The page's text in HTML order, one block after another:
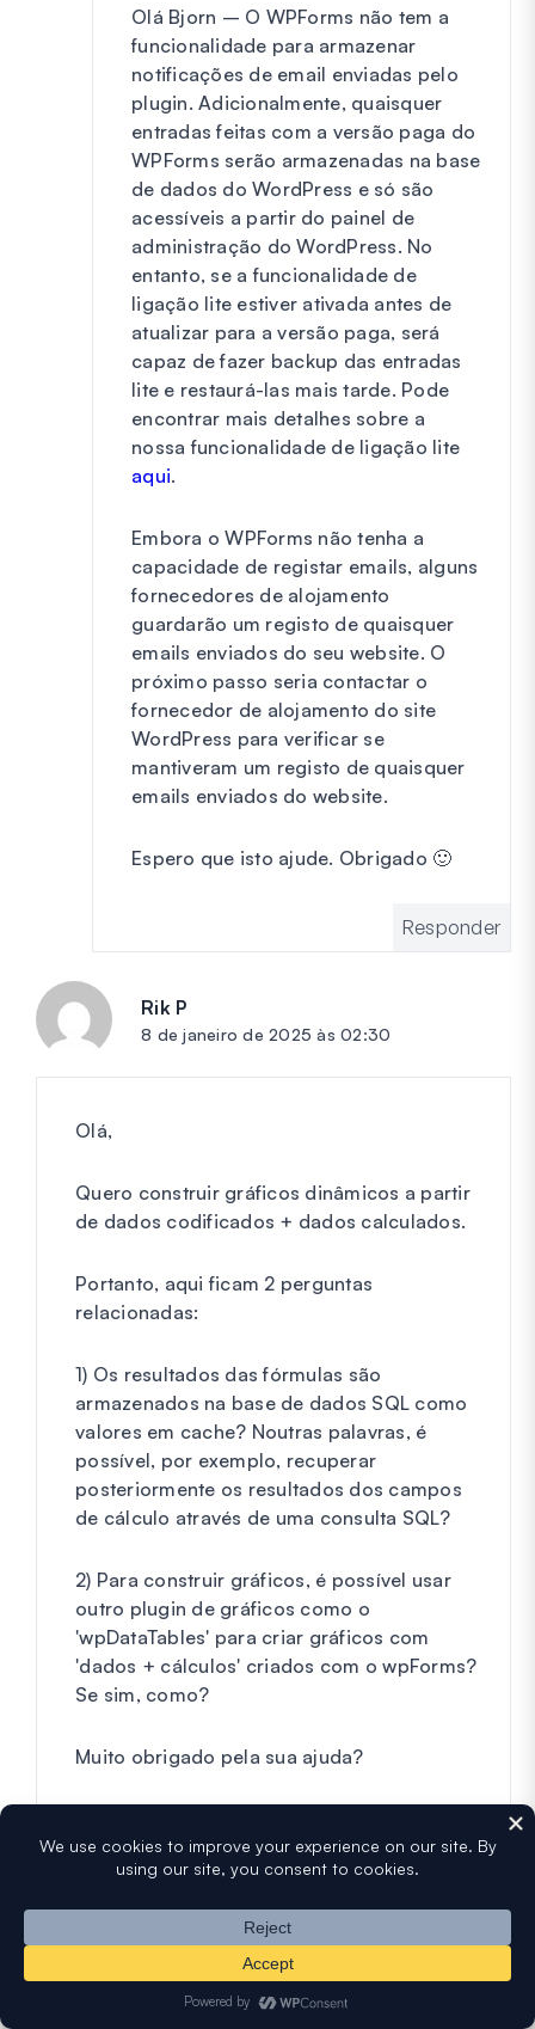
Olá Bjorn – O WPForms não tem a
funcionalidade para armazenar
notificações de email enviadas pelo
plugin. Adicionalmente, quaisquer
entradas feitas com a versão paga do
WPForms serão armazenadas na base
de dados do WordPress e só são
acessíveis a partir do painel de
administração do WordPress. No
entanto, se a funcionalidade de
ligação lite estiver ativada antes de
atualizar para a versão paga, será
capaz de fazer backup das entradas
lite e restaurá-las mais tarde. Pode
encontrar mais detalhes sobre a
nossa funcionalidade de ligação lite
aqui.
Embora o WPForms não tenha a
capacidade de registar emails, alguns
fornecedores de alojamento
guardarão um registo de quaisquer
emails enviados do seu website. O
próximo passo seria contactar o
fornecedor de alojamento do site
WordPress para verificar se
mantiveram um registo de quaisquer
emails enviados do website.
Espero que isto ajude. Obrigado 🙂
Responder
Rik P
8 de janeiro de 2025 às 02:30
Olá,
Quero construir gráficos dinâmicos a partir
de dados codificados + dados calculados.
Portanto, aqui ficam 2 perguntas
relacionadas:
1) Os resultados das fórmulas são
armazenados na base de dados SQL como
valores em cache? Noutras palavras, é
possível, por exemplo, recuperar
posteriormente os resultados dos campos
de cálculo através de uma consulta SQL?
2) Para construir gráficos, é possível usar
outro plugin de gráficos como o
'wpDataTables' para criar gráficos com
'dados + cálculos' criados com o wpForms?
Se sim, como?
Muito obrigado pela sua ajuda?
Umair Majeed
9 de janeiro de 2025 às 04:34